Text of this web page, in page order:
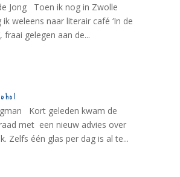
Jong Toen ik nog in Zwolle
weleens naar literair café ‘In de
fraai gelegen aan de...
Kort geleden kwam de
met een nieuw advies over
Zelfs één glas per dag is al te...